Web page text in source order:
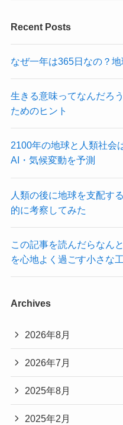
Recent Posts
なぜ一年は365日なの？
生きる意味ってなんだろ
ためのヒント
2100年の地球と人類社会
AI・気候変動を予測
人類の後に地球を支配す
的に考察してみた
この記事を読んだらなん
を心地よく過ごす小さな
Archives
2026年8月
2026年7月
2025年8月
2025年2月